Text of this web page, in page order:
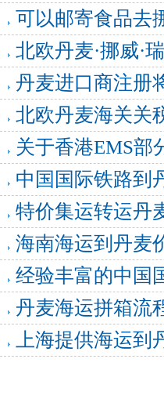
可以邮寄食品去
北欧丹麦·挪威·
丹麦进口商注册
北欧丹麦海关关
关于香港EMS部
中国国际铁路到
特价集运转运丹
海南海运到丹麦
经验丰富的中国
丹麦海运拼箱流
上海提供海运